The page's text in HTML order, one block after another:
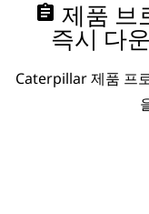
assignment 제품 브
즉시 다
Caterpillar 제품 프